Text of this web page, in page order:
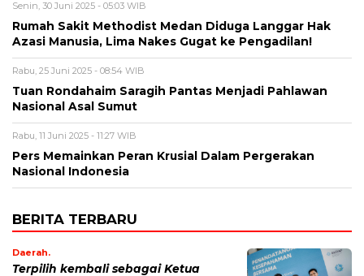
Senin, 30 Juni 2025 - 05:03 WIB
Rumah Sakit Methodist Medan Diduga Langgar Hak
Azasi Manusia, Lima Nakes Gugat ke Pengadilan!
Rabu, 25 Juni 2025 - 08:54 WIB
Tuan Rondahaim Saragih Pantas Menjadi Pahlawan
Nasional Asal Sumut
Rabu, 11 Juni 2025 - 11:27 WIB
Pers Memainkan Peran Krusial Dalam Pergerakan
Nasional Indonesia
BERITA TERBARU
Daerah.
Terpilih kembali sebagai Ketua